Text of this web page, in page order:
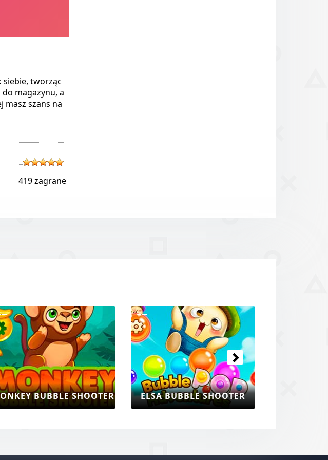
siebie, tworząc
magazynu, a
masz szans na
419 zagrane
BUBBLE SHOOTER ELSA BUBBLE SHOOTER
Następne